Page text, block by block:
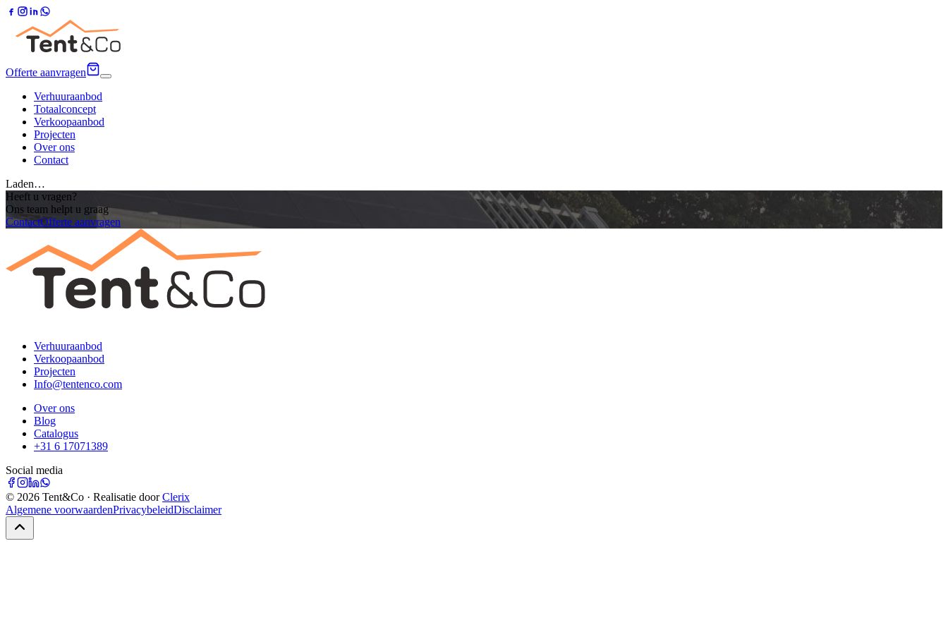
Offerte aanvragen
Verhuuraanbod
Totaalconcept
Verkoopaanbod
Projecten
Over ons
Contact
Laden…
Heeft u vragen?
Ons team helpt u graag
ContactOfferte aanvragen
Verhuuraanbod
Verkoopaanbod
Projecten
Info@tentenco.com
Over ons
Blog
Catalogus
+31 6 17071389
Social media
© 2026 Tent&Co · Realisatie door Clerix
Algemene voorwaardenPrivacybeleidDisclaimer